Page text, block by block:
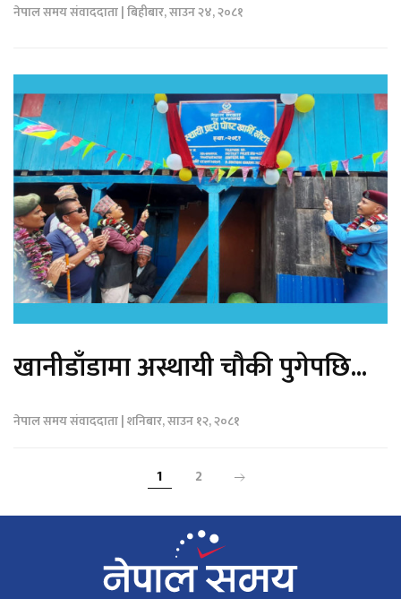
नेपाल समय संवाददाता | बिहीबार, साउन २४, २०८१
खानीडाँडामा अस्थायी चौकी पुगेपछि...
नेपाल समय संवाददाता | शनिबार, साउन १२, २०८१
1 2